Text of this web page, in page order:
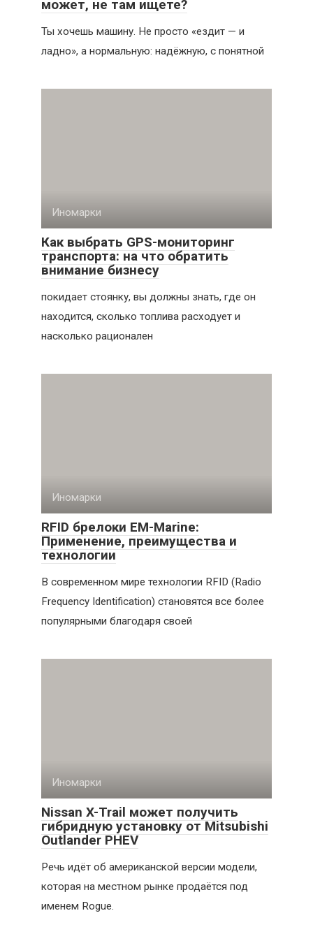
может, не там ищете?
Ты хочешь машину. Не просто «ездит — и
ладно», а нормальную: надёжную, с понятной
Иномарки
Как выбрать GPS-мониторинг
транспорта: на что обратить
внимание бизнесу
покидает стоянку, вы должны знать, где он
находится, сколько топлива расходует и
насколько рационален
Иномарки
RFID брелоки EM-Marine:
Применение, преимущества и
технологии
В современном мире технологии RFID (Radio
Frequency Identification) становятся все более
популярными благодаря своей
Иномарки
Nissan X-Trail может получить
гибридную установку от Mitsubishi
Outlander PHEV
Речь идёт об американской версии модели,
которая на местном рынке продаётся под
именем Rogue.